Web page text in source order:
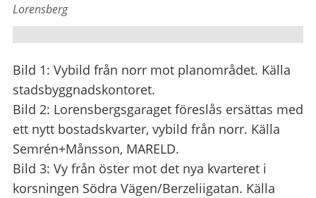
Lorensberg
Bild 1: Vybild från norr mot planområdet. Källa
stadsbyggnadskontoret.
Bild 2: Lorensbergsgaraget föreslås ersättas med
ett nytt bostadskvarter, vybild från norr. Källa
Semrén+Månsson, MARELD.
Bild 3: Vy från öster mot det nya kvarteret i
korsningen Södra Vägen/Berzeliigatan. Källa